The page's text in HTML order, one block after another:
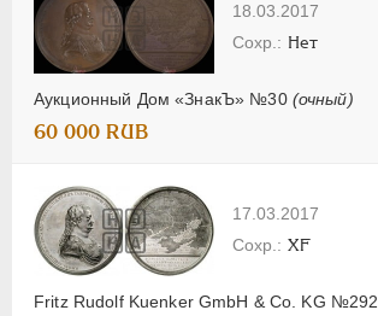
18.03.2017
Аукционный Дом «ЗнакЪ» №30 (очный)
Нет
60 000 RUB
17.03.2017
Fritz Rudolf Kuenker GmbH & Co. KG №292
XF